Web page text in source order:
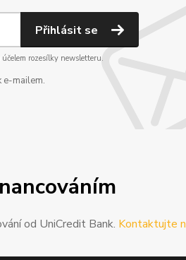
Přihlásit se
rozesílky newsletteru.
e-mailem.
od UniCredit Bank. Kontaktujte